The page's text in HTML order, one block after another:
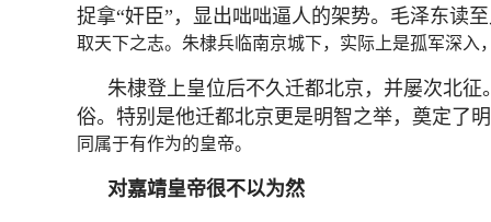
捉拿“奸臣”，显出咄咄逼人的架势。毛泽东读
取天下之志。朱棣兵临南京城下，实际上是孤军深入
朱棣登上皇位后不久迁都北京，并屡次北
俗。特别是他迁都北京更是明智之举，奠定了
同属于有作为的皇帝。
对嘉靖皇帝很不以为然